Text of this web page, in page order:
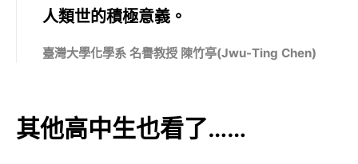
人類世的積極意義。
臺灣大學化學系 名譽教授 陳竹亭(Jwu-Ting Chen)
其他高中生也看了……